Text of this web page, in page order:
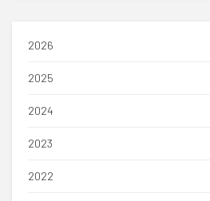
2026
2025
2024
2023
2022